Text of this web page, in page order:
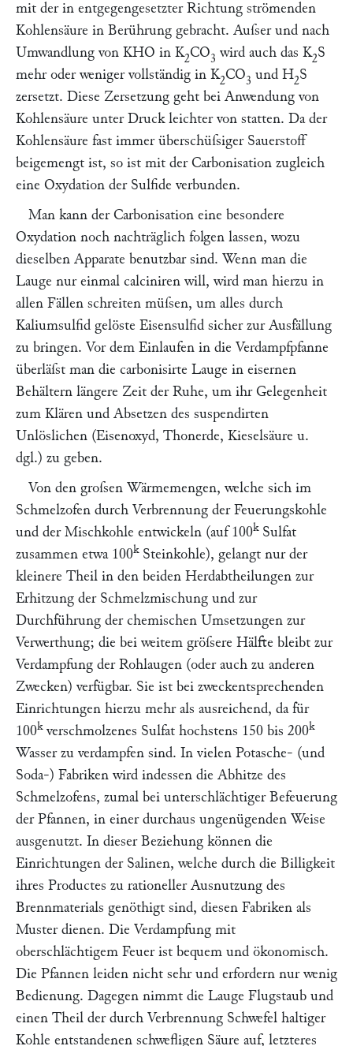
mit der in entgegengesetzter Richtung strömenden
Kohlensäure in Berührung gebracht. Auſser und nach
Umwandlung von KHO in K2CO3 wird auch das K2S
mehr oder weniger vollständig in K2CO3 und H2S
zersetzt. Diese Zersetzung geht bei Anwendung von
Kohlensäure unter Druck leichter von statten. Da der
Kohlensäure fast immer überschüſsiger Sauerstoff
beigemengt ist, so ist mit der Carbonisation zugleich
eine Oxydation der Sulfide verbunden.
Man kann der Carbonisation eine besondere
Oxydation noch nachträglich folgen lassen, wozu
dieselben Apparate benutzbar sind. Wenn man die
Lauge nur einmal calciniren will, wird man hierzu in
allen Fällen schreiten müſsen, um alles durch
Kaliumsulfid gelöste Eisensulfid sicher zur Ausfällung
zu bringen. Vor dem Einlaufen in die Verdampfpfanne
überläſst man die carbonisirte Lauge in eisernen
Behältern längere Zeit der Ruhe, um ihr Gelegenheit
zum Klären und Absetzen des suspendirten
Unlöslichen (Eisenoxyd, Thonerde, Kieselsäure u.
dgl.) zu geben.
Von den groſsen Wärmemengen, welche sich im
Schmelzofen durch Verbrennung der Feuerungskohle
und der Mischkohle entwickeln (auf 100kSulfat
zusammen etwa 100kSteinkohle), gelangt nur der
kleinere Theil in den beiden Herdabtheilungen zur
Erhitzung der Schmelzmischung und zur
Durchführung der chemischen Umsetzungen zur
Verwerthung; die bei weitem gröſsere Hälfte bleibt zur
Verdampfung der Rohlaugen (oder auch zu anderen
Zwecken) verfügbar. Sie ist bei zweckentsprechenden
Einrichtungen hierzu mehr als ausreichend, da für
100kverschmolzenes Sulfat hochstens 150 bis 200k
Wasser zu verdampfen sind. In vielen Potasche- (und
Soda-) Fabriken wird indessen die Abhitze des
Schmelzofens, zumal bei unterschlächtiger Befeuerung
der Pfannen, in einer durchaus ungenügenden Weise
ausgenutzt. In dieser Beziehung können die
Einrichtungen der Salinen, welche durch die Billigkeit
ihres Productes zu rationeller Ausnutzung des
Brennmaterials genöthigt sind, diesen Fabriken als
Muster dienen. Die Verdampfung mit
oberschlächtigem Feuer ist bequem und ökonomisch.
Die Pfannen leiden nicht sehr und erfordern nur wenig
Bedienung. Dagegen nimmt die Lauge Flugstaub und
einen Theil der durch Verbrennung Schwefel haltiger
Kohle entstandenen schwefligen Säure auf, letzteres